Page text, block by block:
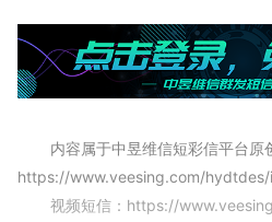
内容属于中昱维信短彩信平台原
https://www.veesing.com/
视频短信：https://